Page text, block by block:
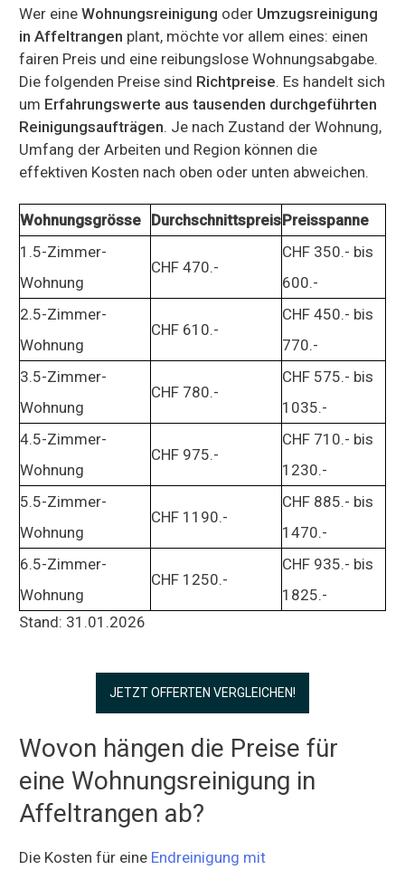
Wer eine Wohnungsreinigung oder Umzugsreinigung
in Affeltrangen plant, möchte vor allem eines: einen
fairen Preis und eine reibungslose Wohnungsabgabe.
Die folgenden Preise sind Richtpreise. Es handelt sich
um Erfahrungswerte aus tausenden durchgeführten
Reinigungsaufträgen. Je nach Zustand der Wohnung,
Umfang der Arbeiten und Region können die
effektiven Kosten nach oben oder unten abweichen.
Wohnungsgrösse DurchschnittspreisPreisspanne
1.5-Zimmer-
Wohnung
CHF 470.-
CHF 350.- bis
600.-
2.5-Zimmer-
Wohnung
CHF 610.-
CHF 450.- bis
770.-
3.5-Zimmer-
Wohnung
CHF 780.-
CHF 575.- bis
1035.-
4.5-Zimmer-
Wohnung
CHF 975.-
CHF 710.- bis
1230.-
5.5-Zimmer-
Wohnung
CHF 1190.-
CHF 885.- bis
1470.-
6.5-Zimmer-
Wohnung
CHF 1250.-
CHF 935.- bis
1825.-
Stand: 31.01.2026
JETZT OFFERTEN VERGLEICHEN!
Wovon hängen die Preise für
eine Wohnungsreinigung in
Affeltrangen ab?
Die Kosten für eine Endreinigung mit